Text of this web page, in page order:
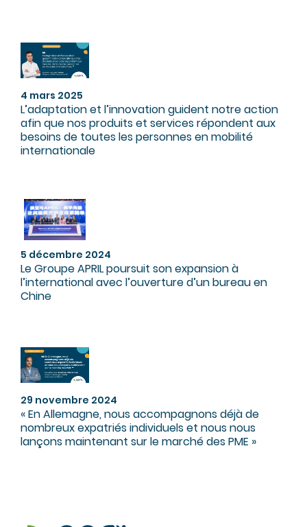
4 mars 2025
L’adaptation et l’innovation guident notre action
afin que nos produits et services répondent aux
besoins de toutes les personnes en mobilité
internationale
5 décembre 2024
Le Groupe APRIL poursuit son expansion à
l’international avec l’ouverture d’un bureau en
Chine
29 novembre 2024
« En Allemagne, nous accompagnons déjà de
nombreux expatriés individuels et nous nous
lançons maintenant sur le marché des PME »